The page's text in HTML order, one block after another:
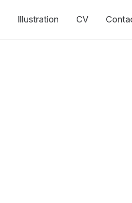
Illustration CV